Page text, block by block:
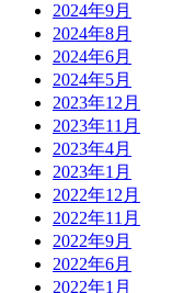
2024年9月
2024年8月
2024年6月
2024年5月
2023年12月
2023年11月
2023年4月
2023年1月
2022年12月
2022年11月
2022年9月
2022年6月
2022年1月